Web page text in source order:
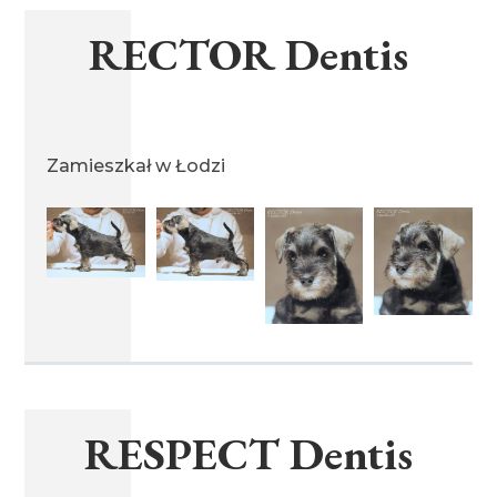
miot O 25.02.2019
Zamieszkał w Łodzi
RECTOR Dentis
RESPECT Dentis